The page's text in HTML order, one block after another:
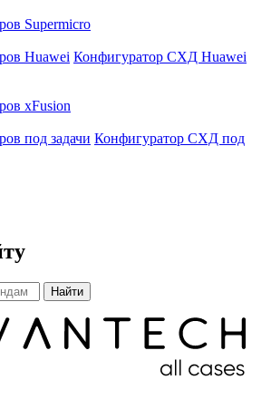
Supermicro
Huawei Конфигуратор СХД Huawei
xFusion
под задачи Конфигуратор СХД под